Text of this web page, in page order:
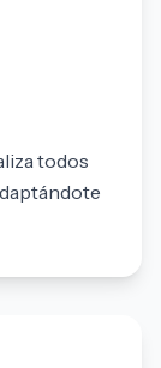
todos